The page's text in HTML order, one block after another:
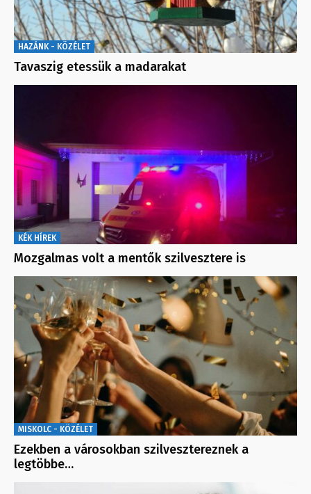
HAZÁNK - KÖZÉLET
Tavaszig etessük a madarakat
KÉK HÍREK
Mozgalmas volt a mentők szilvesztere is
MISKOLC - KÖZÉLET
Ezekben a városokban szilvesztereznek a
legtöbbe…